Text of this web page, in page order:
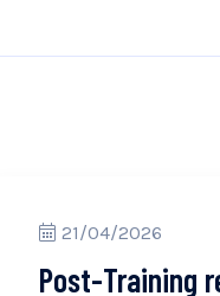
21/04/2026
Post-Training